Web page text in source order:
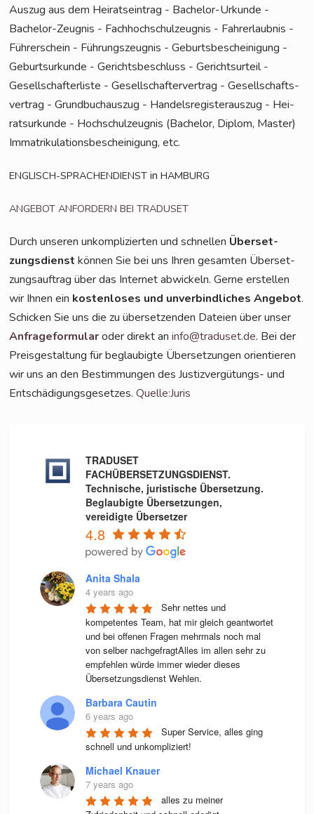
Aus­zug aus dem Hei­rats­ein­trag - Bache­lor-Urkun­de -
Bache­lor-Zeug­nis - Fach­hoch­schul­zeug­nis - Fahr­erlaub­nis -
Füh­rer­schein - Füh­rungs­zeug­nis - Geburts­be­schei­ni­gung -
Geburts­ur­kun­de - Gerichts­be­schluss - Gerichts­ur­teil -
Gesell­schaft­er­lis­te - Gesell­schaf­ter­ver­trag - Gesell­schafts­
ver­trag - Grund­buch­aus­zug - Han­dels­re­gis­ter­aus­zug - Hei­
rats­ur­kun­de - Hoch­schul­zeug­nis (Bache­lor, Diplom, Mas­ter)
Imma­tri­ku­la­ti­ons­be­schei­ni­gung, etc.
ENGLISCH-SPRACHENDIENST inHAMBURG
ANGEBOT ANFORDERN BEI TRADUSET
Durch unse­ren unkom­pli­zier­ten und schnel­len Über­set­
zungs­dienst kön­nen Sie bei uns Ihren gesam­ten Über­set­
zungs­auf­trag über das Inter­net abwi­ckeln. Ger­ne erstel­len
wir Ihnen ein kos­ten­lo­ses und unver­bind­li­ches Ange­bot.
Schi­cken Sie uns die zu über­set­zen­den Datei­en über unser
Anfra­ge­for­mu­laroder direkt aninfo@traduset.de. Bei der
Preis­ge­stal­tung für beglau­big­te Über­set­zun­gen ori­en­tie­ren
wir uns an den Bestim­mun­gen des Jus­tiz­ver­gü­tungs- und
Ent­schä­di­gungs­ge­set­zes.Quelle:Juris
TRADUSET
FACHÜBERSETZUNGSDIENST.
Technische, juristische Übersetzung.
Beglaubigte Übersetzungen,
vereidigte Übersetzer
4.8
Anita Shala
4 years ago
Sehr nettes und
kompetentes Team, hat mir gleich geantwortet
und bei offenen Fragen mehrmals noch mal
von selber nachgefragtAlles im allen sehr zu
empfehlen würde immer wieder dieses
Übersetzungsdienst Wehlen.
Barbara Cautin
6 years ago
Super Service, alles ging
schnell und unkompliziert!
Michael Knauer
7 years ago
alles zu meiner